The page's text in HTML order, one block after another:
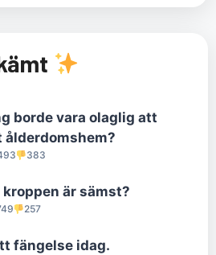
borde vara olaglig att
ålderdomshem?
383
är sämst?
257
fängelse idag.